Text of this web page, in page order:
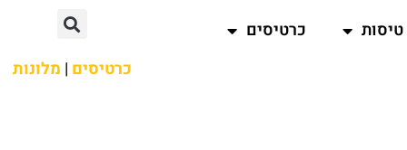
טיסות
כרטיסים
כרטיסים | מלונות